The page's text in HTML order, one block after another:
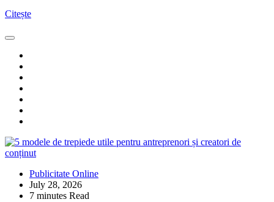
Citește
Publicitate Online
July 28, 2026
7 minutes Read